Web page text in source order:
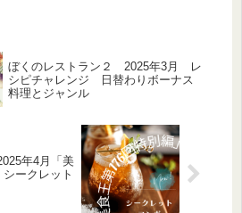
ぼくのレストラン２ 2025年3月 レ
シピチャレンジ 日替わりボーナス
料理とジャンル
年4月「美
ークレット